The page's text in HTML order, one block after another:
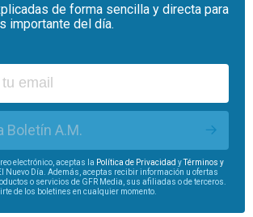
de forma sencilla y directa para
importante del día.
Boletín A.M.
electrónico, aceptas la Política de Privacidad yTérminos y
Nuevo Día. Además, aceptas recibir información u ofertas
o servicios de GFR Media, sus afiliadas o de terceros.
de los boletines en cualquier momento.